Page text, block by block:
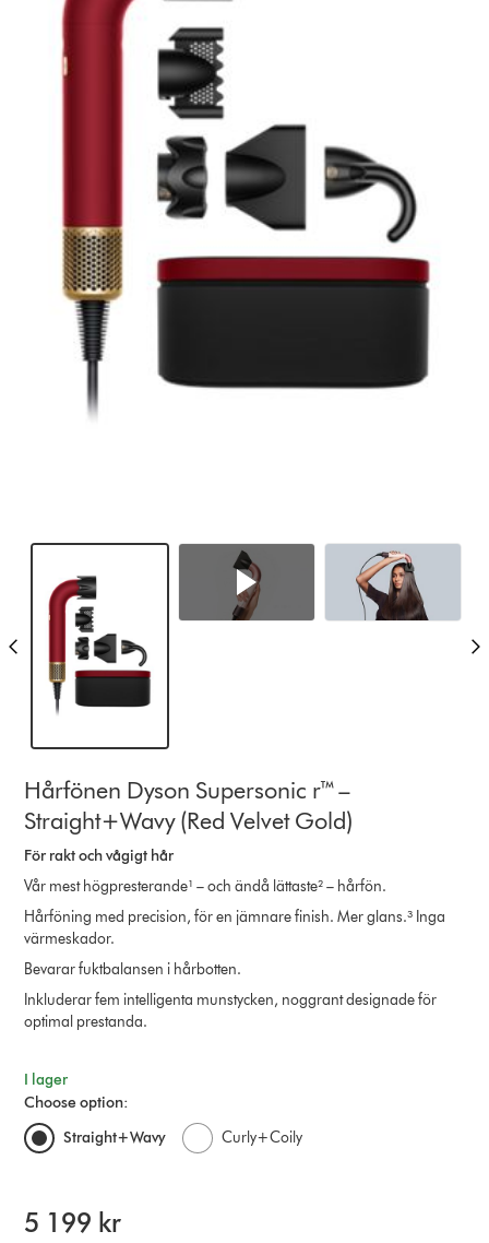
Hårfönen Dyson Supersonic r™ –
Straight+Wavy (Red Velvet Gold)
För rakt och vågigt hår
Vår mest högpresterande¹ – och ändå lättaste² – hårfön.
Hårföning med precision, för en jämnare finish. Mer glans.³ Inga
värmeskador.
Bevarar fuktbalansen i hårbotten.
Inkluderar fem intelligenta munstycken, noggrant designade för
optimal prestanda.
I lager
Choose option:
Straight+Wavy
Curly+Coily
5 199 kr